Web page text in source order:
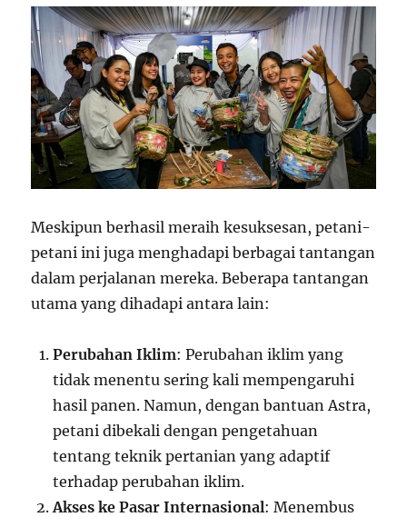
Meskipun berhasil meraih kesuksesan, petani-
petani ini juga menghadapi berbagai tantangan
dalam perjalanan mereka. Beberapa tantangan
utama yang dihadapi antara lain:
Perubahan Iklim: Perubahan iklim yang
tidak menentu sering kali mempengaruhi
hasil panen. Namun, dengan bantuan Astra,
petani dibekali dengan pengetahuan
tentang teknik pertanian yang adaptif
terhadap perubahan iklim.
Akses ke Pasar Internasional: Menembus